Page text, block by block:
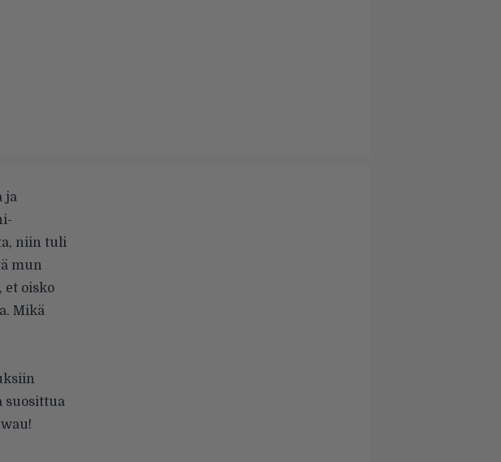
ja
niin tuli
mun
et oisko
Mikä
suosittua